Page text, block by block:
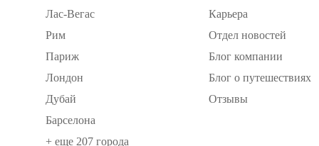
Лас-Вегас
Рим
Париж
Лондон
Дубай
Барселона
+ еще 207 города
Карьера
Отдел новостей
Блог компании
Блог о путешествиях
Отзывы